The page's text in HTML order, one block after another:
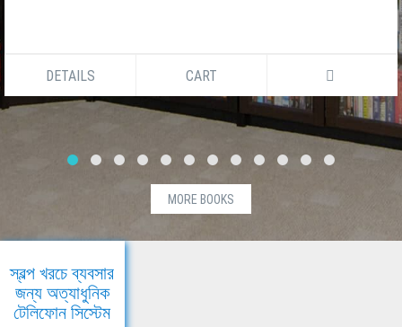
DETAILS CART
MORE BOOKS
স্বল্প খরচে ব্যবসার
জন্য অত্যাধুনিক
টেলিফোন সিস্টেম